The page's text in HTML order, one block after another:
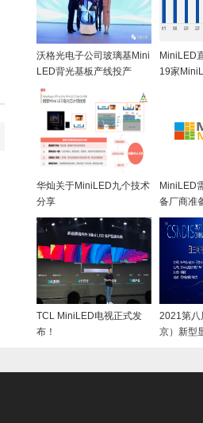
沃格光电子公司玻璃基Mini
LED背光基板产线投产
MiniLED
19家
华灿关于MiniLED九个技术
分享
MiniLED
备厂商准
TCL MiniLED电视正式发
布！
2021第八
京）新型